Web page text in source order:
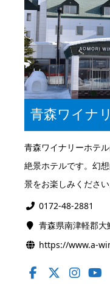
青森ワイナ
青森ワイナリーホテ
絶景ホテルです。幻
景をお楽しみください
0172-48-2881
青森県南津軽郡
https://www.a-